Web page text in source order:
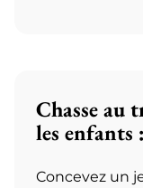
Chasse au
les enfants :
Concevez un